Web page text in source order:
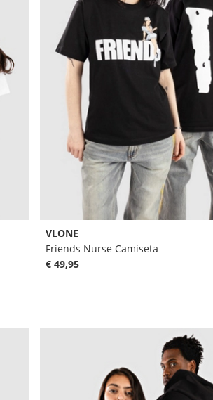
VLONE
Friends Nurse Camiseta
€ 49,95